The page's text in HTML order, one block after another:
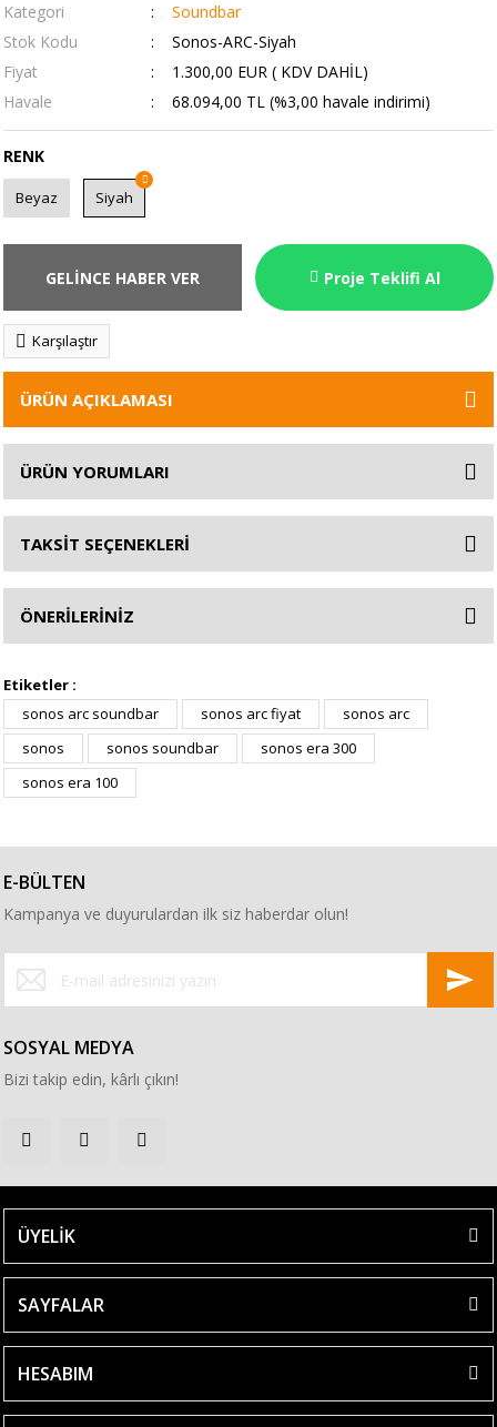
Kategori
Soundbar
Stok Kodu
Sonos-ARC-Siyah
Fiyat
1.300,00 EUR ( KDV DAHİL)
Havale
68.094,00 TL (%3,00 havale indirimi)
RENK
Beyaz Siyah
GELİNCE HABER VER Proje Teklifi Al
Karşılaştır
ÜRÜN AÇIKLAMASI
ÜRÜN YORUMLARI
TAKSİT SEÇENEKLERİ
ÖNERİLERİNİZ
Etiketler :
sonos arc soundbar
sonos arc fiyat
sonos arc
sonos
sonos soundbar
sonos era 300
sonos era 100
E-BÜLTEN
Kampanya ve duyurulardan ilk siz haberdar olun!
SOSYAL MEDYA
Bizi takip edin, kârlı çıkın!
ÜYELİK
SAYFALAR
HESABIM